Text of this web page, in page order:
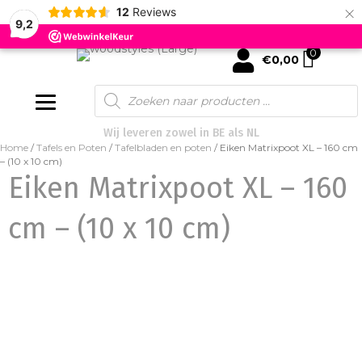
9,2
12 Reviews ×
mijn account
€0,00 0
Products
search
Wij leveren zowel in BE als NL
Home / Tafels en Poten / Tafelbladen en poten / Eiken Matrixpoot XL – 160 cm
– (10 x 10 cm)
Eiken Matrixpoot XL – 160
cm – (10 x 10 cm)